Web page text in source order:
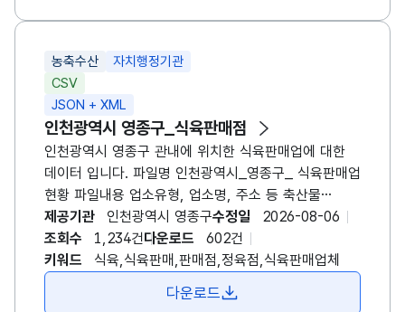
농축수산
자치행정기관
CSV
JSON + XML
인천광역시 영종구_식육판매점
인천광역시 영종구 관내에 위치한 식육판매업에 대한
데이터 입니다. 파일명 인천광역시_영종구_ 식육판매업
현황 파일내용 업소유형, 업소명, 주소 등 축산물
위생관리법 시행령제21조(영업의 세부 종류와 범위) 7.
축산물판매업의 경우에는 다음 각 목의 구분에 따른
영업 가. 식육판매업: 식육 또는 포장육을 전문적으로
판매하는 영업(포장육을 다시 절단하거나 나누어
판매하는 영업을 포함한다). 다만, 다음의 어느 하나에
제공기관 인천광역시 영종구수정일
2026-08-06
조회수
1,234건다운로드
602건
키워드
식육,식육판매,판매점,정육점,식육판매업체
다운로드